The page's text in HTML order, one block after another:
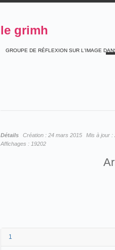
le grimh
GROUPE DE RÉFLEXION SUR L'IMAGE
Détails Création : 24 mars 2015 Mis à jour :
Affichages : 19202
1